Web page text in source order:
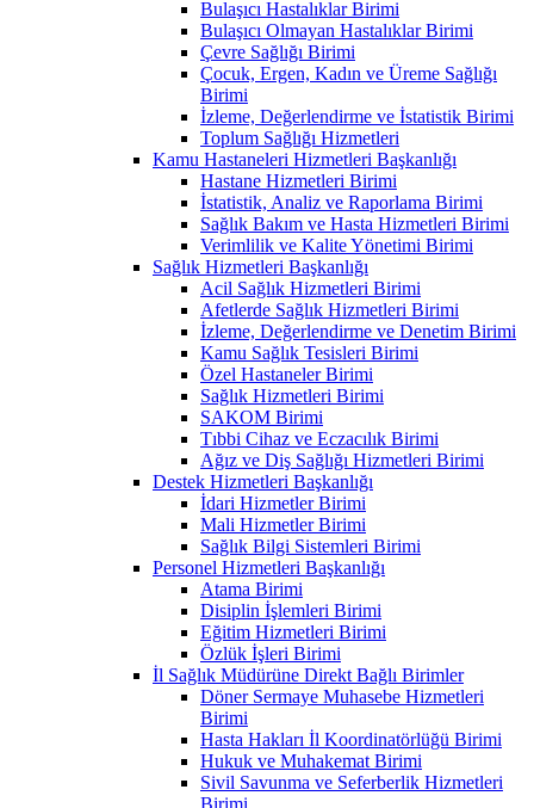
Bulaşıcı Hastalıklar Birimi
Bulaşıcı Olmayan Hastalıklar Birimi
Çevre Sağlığı Birimi
Çocuk, Ergen, Kadın ve Üreme Sağlığı
Birimi
İzleme, Değerlendirme ve İstatistik Birimi
Toplum Sağlığı Hizmetleri
Kamu Hastaneleri Hizmetleri Başkanlığı
Hastane Hizmetleri Birimi
İstatistik, Analiz ve Raporlama Birimi
Sağlık Bakım ve Hasta Hizmetleri Birimi
Verimlilik ve Kalite Yönetimi Birimi
Sağlık Hizmetleri Başkanlığı
Acil Sağlık Hizmetleri Birimi
Afetlerde Sağlık Hizmetleri Birimi
İzleme, Değerlendirme ve Denetim Birimi
Kamu Sağlık Tesisleri Birimi
Özel Hastaneler Birimi
Sağlık Hizmetleri Birimi
SAKOM Birimi
Tıbbi Cihaz ve Eczacılık Birimi
Ağız ve Diş Sağlığı Hizmetleri Birimi
Destek Hizmetleri Başkanlığı
İdari Hizmetler Birimi
Mali Hizmetler Birimi
Sağlık Bilgi Sistemleri Birimi
Personel Hizmetleri Başkanlığı
Atama Birimi
Disiplin İşlemleri Birimi
Eğitim Hizmetleri Birimi
Özlük İşleri Birimi
İl Sağlık Müdürüne Direkt Bağlı Birimler
Döner Sermaye Muhasebe Hizmetleri
Birimi
Hasta Hakları İl Koordinatörlüğü Birimi
Hukuk ve Muhakemat Birimi
Sivil Savunma ve Seferberlik Hizmetleri
Birimi